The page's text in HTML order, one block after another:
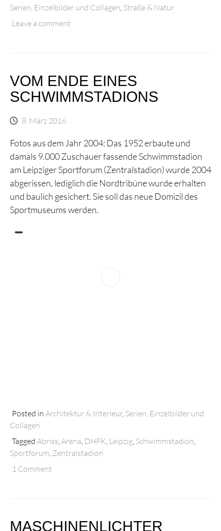
Serien, Einzelbilder und Collagen Straße & Natur
Leave a comment
VOM ENDE EINES
SCHWIMMSTADIONS
8. März 2016
Fotos aus dem Jahr 2004: Das 1952 erbaute und
damals 9.000 Zuschauer fassende Schwimmstadion
am Leipziger Sportforum (Zentralstadion) wurde 2004
abgerissen, lediglich die Nordtribüne wurde erhalten
und baulich gesichert. Sie soll das neue Domizil des
Sportmuseums werden.
Posted in Architektur & Interieur, Serien, Einzelbilder und
Collagen
Tagged Abriss Arena DHFK Leipzig Schwimmstadion
Sportforum Zentralstadion
1 Comment
MASCHINENLICHTER